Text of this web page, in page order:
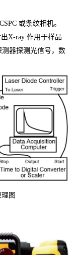
或条纹相机。
X-ray 作用于样品
测器探测光信号，数
图